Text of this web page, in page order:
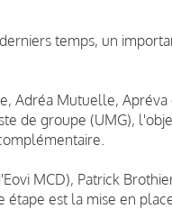
temps, un
Adréa Mutuelle,
de groupe (UMG),
MCD), Patrick
est la mise en